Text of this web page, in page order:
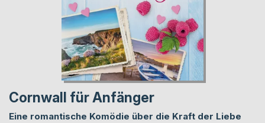
Cornwall für Anfänger
Eine romantische Komödie über die Kraft der Liebe